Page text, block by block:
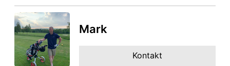
Mark
Kontakt